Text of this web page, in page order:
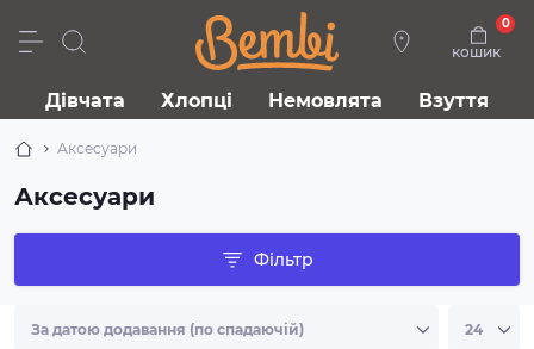
кошик
0
Дівчата Хлопці Немовлята Взуття
Аксесуари
Аксесуари
Фільтр